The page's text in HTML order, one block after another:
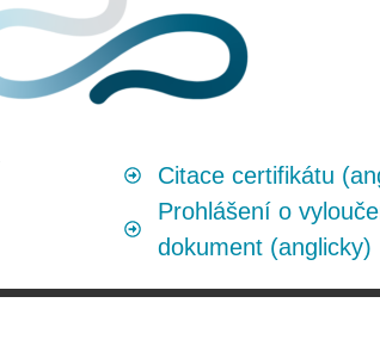
Citace certifikátu
Prohlášení o
dokument (anglicky)